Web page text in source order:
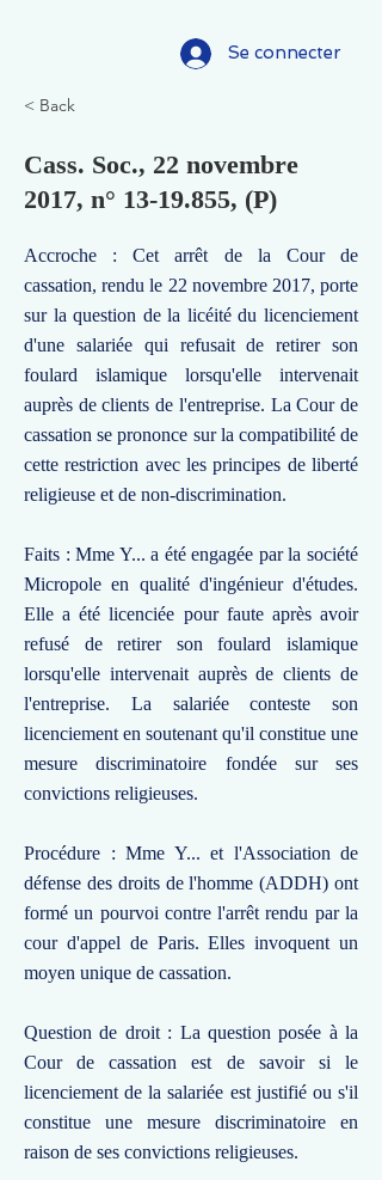
Se connecter
< Back
Cass. Soc., 22 novembre
2017, n° 13-19.855, (P)
Accroche : Cet arrêt de la Cour de
cassation, rendu le 22 novembre 2017, porte
sur la question de la licéité du licenciement
d'une salariée qui refusait de retirer son
foulard islamique lorsqu'elle intervenait
auprès de clients de l'entreprise. La Cour de
cassation se prononce sur la compatibilité de
cette restriction avec les principes de liberté
religieuse et de non-discrimination.
Faits : Mme Y... a été engagée par la société
Micropole en qualité d'ingénieur d'études.
Elle a été licenciée pour faute après avoir
refusé de retirer son foulard islamique
lorsqu'elle intervenait auprès de clients de
l'entreprise. La salariée conteste son
licenciement en soutenant qu'il constitue une
mesure discriminatoire fondée sur ses
convictions religieuses.
Procédure : Mme Y... et l'Association de
défense des droits de l'homme (ADDH) ont
formé un pourvoi contre l'arrêt rendu par la
cour d'appel de Paris. Elles invoquent un
moyen unique de cassation.
Question de droit : La question posée à la
Cour de cassation est de savoir si le
licenciement de la salariée est justifié ou s'il
constitue une mesure discriminatoire en
raison de ses convictions religieuses.